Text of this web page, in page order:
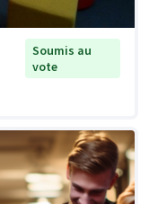
Soumis au
vote